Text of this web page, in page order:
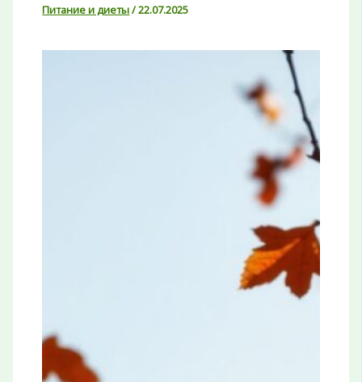
Питание и диеты/22.07.2025